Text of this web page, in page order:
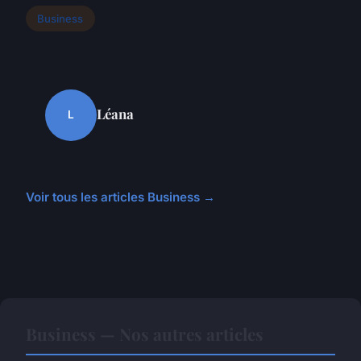
Business
L Léana
Voir tous les articles Business →